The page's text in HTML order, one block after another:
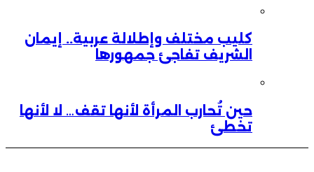
كليب مختلف وإطلالة عربية.. إيمان
الشريف تفاجئ جمهورها
حين تُحارب المرأة لأنها تقف… لا لأنها
تخطئ